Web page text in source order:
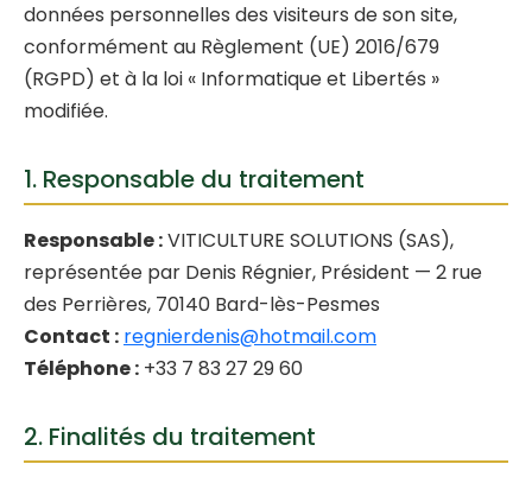
données personnelles des visiteurs de son site,
conformément au Règlement (UE) 2016/679
(RGPD) et à la loi « Informatique et Libertés »
modifiée.
1. Responsable du traitement
Responsable :VITICULTURE SOLUTIONS (SAS),
représentée par Denis Régnier, Président — 2 rue
des Perrières, 70140 Bard-lès-Pesmes
Contact : regnierdenis@hotmail.com
Téléphone : +33 7 83 27 29 60
2. Finalités du traitement